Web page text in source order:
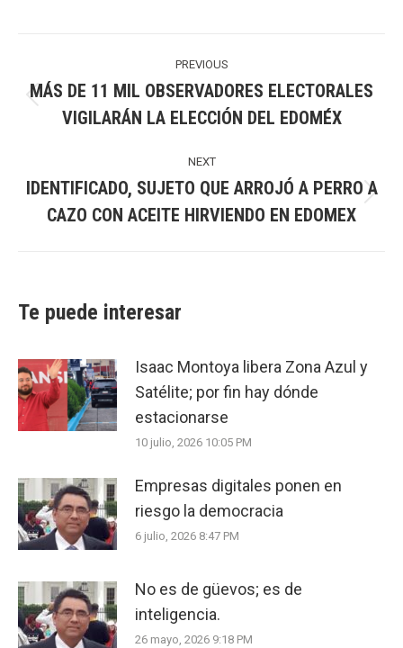
PREVIOUS
Previous
post:
MÁS DE 11 MIL OBSERVADORES ELECTORALES
VIGILARÁN LA ELECCIÓN DEL EDOMÉX
NEXT
Next
post:
IDENTIFICADO, SUJETO QUE ARROJÓ A PERRO A
CAZO CON ACEITE HIRVIENDO EN EDOMEX
Te puede interesar
Isaac Montoya libera Zona Azul y
Satélite; por fin hay dónde
estacionarse
10 julio, 2026 10:05 PM
Empresas digitales ponen en
riesgo la democracia
6 julio, 2026 8:47 PM
No es de güevos; es de
inteligencia.
26 mayo, 2026 9:18 PM